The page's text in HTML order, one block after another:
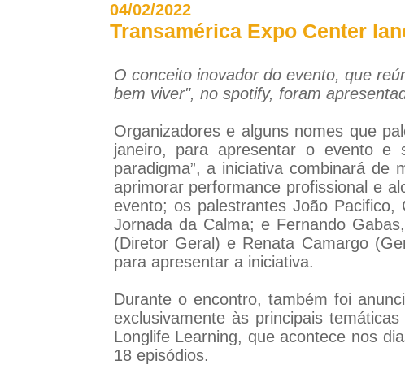
04/02/2022
Transamérica Expo Center
O conceito inovador do evento, que
bem viver", no spotify, foram
Organizadores e alguns nomes que
janeiro, para apresentar o evento e
paradigma”, a iniciativa combinará de
aprimorar performance profissional e
evento; os palestrantes João
Jornada da Calma; e Fernando
(Diretor Geral) e Renata Camargo
para apresentar a iniciativa.
Durante o encontro, também foi
exclusivamente às principais
Longlife Learning, que acontece nos
18 episódios.